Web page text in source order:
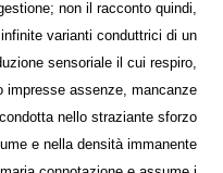
non il racconto quindi,
varianti conduttrici di un
sensoriale il cui respiro,
impresse assenze, mancanze
nello straziante sforzo
e nella densità immanente